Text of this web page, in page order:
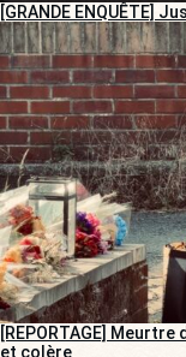
[GRANDE ENQUÊTE]
[REPORTAGE]
et colère